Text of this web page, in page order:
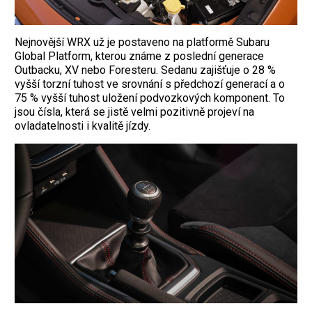
Nejnovější WRX už je postaveno na platformě Subaru
Global Platform, kterou známe z poslední generace
Outbacku, XV nebo Foresteru. Sedanu zajišťuje o 28 %
vyšší torzní tuhost ve srovnání s předchozí generací a o
75 % vyšší tuhost uložení podvozkových komponent. To
jsou čísla, která se jistě velmi pozitivně projeví na
ovladatelnosti i kvalitě jízdy.